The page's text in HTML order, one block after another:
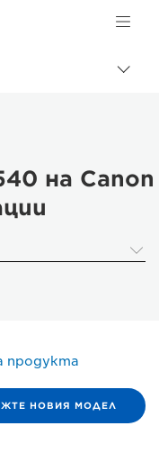
Canon Logo, back to
на Canon
продукта
НОВИЯ МОДЕЛ